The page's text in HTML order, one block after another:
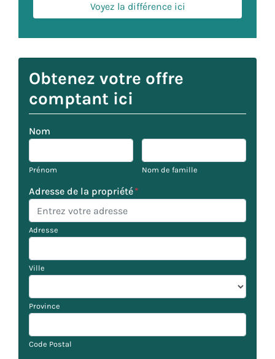
Voyez la différence ici
Obtenez votre offre
comptant ici
Nom
Prénom Nom de famille
Adresse de la propriété*
Adresse
Ville
Province
Code Postal